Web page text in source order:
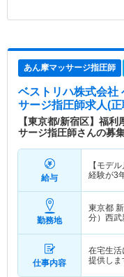
あん摩マッサージ指圧師
ベストリハ株式会社
サージ指圧師求人(
【東京都/新宿区】福
サージ指圧師さんの募
給与
【モデル
経験が3
勤務地
東京都
分）西武
仕事内容
在宅生活
提供し